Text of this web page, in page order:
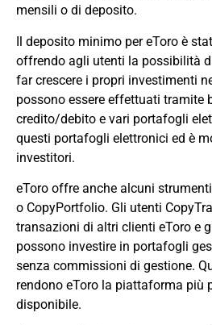
mensili o di deposito.
Il deposito minimo per eToro è
offrendo agli utenti la possibilità
far crescere i propri investimenti
possono essere effettuati tramite
credito/debito e vari portafogli
questi portafogli elettronici ed è
investitori.
eToro offre anche alcuni
o CopyPortfolio. Gli utenti
transazioni di altri clienti eToro e
possono investire in portafogli
senza commissioni di gestione.
rendono eToro la piattaforma più
disponibile.